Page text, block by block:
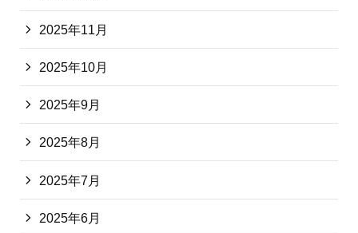
2025年11月
2025年10月
2025年9月
2025年8月
2025年7月
2025年6月